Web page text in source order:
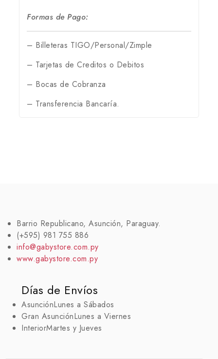
Formas de Pago:
– Billeteras TIGO/Personal/Zimple
– Tarjetas de Creditos o Debitos
– Bocas de Cobranza
– Transferencia Bancaría.
Barrio Republicano, Asunción, Paraguay.
(+595) 981 755 886
info@gabystore.com.py
www.gabystore.com.py
Días de Envíos
AsunciónLunes a Sábados
Gran AsunciónLunes a Viernes
InteriorMartes y Jueves